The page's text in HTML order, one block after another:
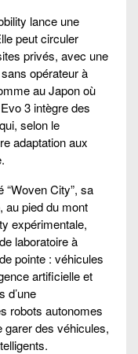
lance une
peut circuler
privés, avec une
opérateur à
au Japon où
3 intègre des
selon le
adaptation aux
“Woven City”, sa
au pied du mont
expérimentale,
laboratoire à
pointe : véhicules
artificielle et
d’une
robots autonomes
des véhicules,